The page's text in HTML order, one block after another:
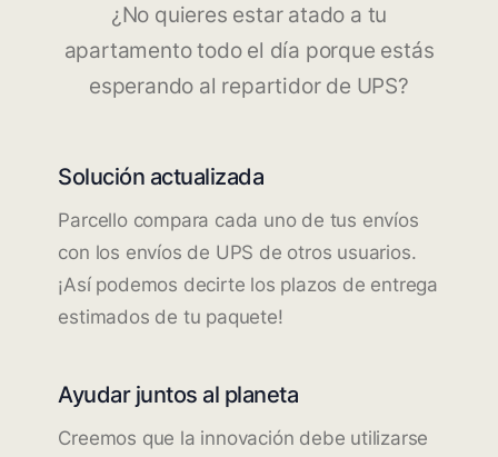
¿No quieres estar atado a tu
apartamento todo el día porque estás
esperando al repartidor de UPS?
Solución actualizada
Parcello compara cada uno de tus envíos
con los envíos de UPS de otros usuarios.
¡Así podemos decirte los plazos de entrega
estimados de tu paquete!
Ayudar juntos al planeta
Creemos que la innovación debe utilizarse